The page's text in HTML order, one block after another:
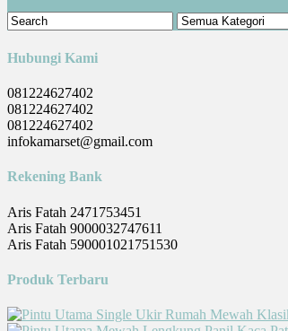
Hubungi Kami
081224627402
081224627402
081224627402
infokamarset@gmail.com
Rekening Bank
Aris Fatah 2471753451
Aris Fatah 9000032747611
Aris Fatah 590001021751530
Produk Terbaru